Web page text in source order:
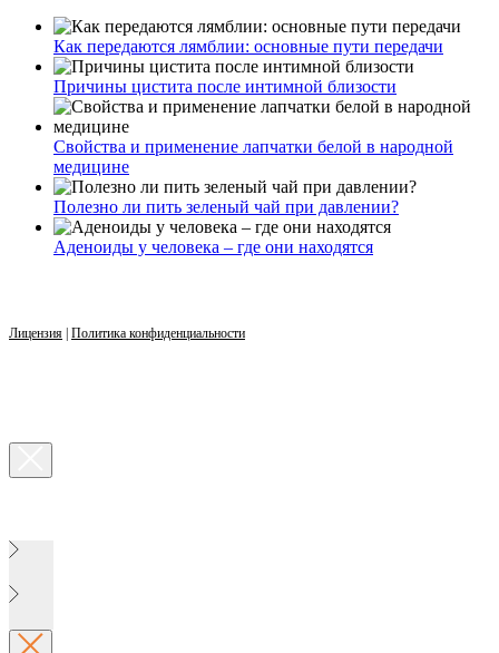
Как передаются лямблии: основные пути передачи
Причины цистита после интимной близости
Свойства и применение лапчатки белой в народной
медицине
Полезно ли пить зеленый чай при давлении?
Аденоиды у человека – где они находятся
Лицензия Политика конфиденциальности